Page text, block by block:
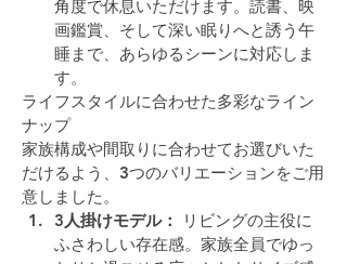
角度で休息いただけます。読書、映
画鑑賞、そして深い眠りへと誘う午
睡まで、あらゆるシーンに対応しま
す。
ライフスタイルに合わせた多彩なライン
ナップ
家族構成や間取りに合わせてお選びいた
だけるよう、3つのバリエーションをご用
意しました。
3人掛けモデル：
リビングの主役に
ふさわしい存在感。家族全員でゆっ